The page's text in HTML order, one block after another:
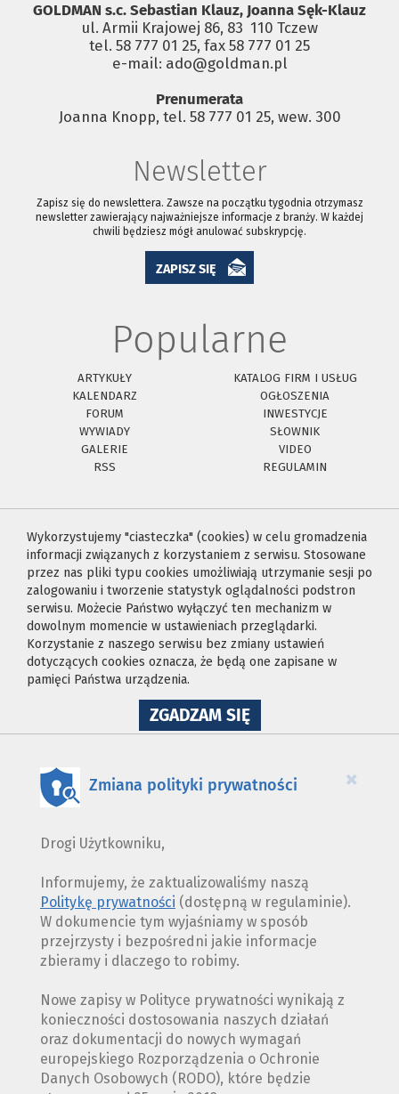
GOLDMAN s.c. Sebastian Klauz, Joanna Sęk-Klauz
ul. Armii Krajowej 86, 83 ­ 110 Tczew
tel. 58 777 01 25, fax 58 777 01 25
e-mail: ado@goldman.pl
Prenumerata
Joanna Knopp, tel. 58 777 01 25, wew. 300
Newsletter
Zapisz się do newslettera. Zawsze na początku tygodnia otrzymasz
newsletter zawierający najważniejsze informacje z branży. W każdej
chwili będziesz mógł anulować subskrypcję.
ZAPISZ SIĘ
Popularne
ARTYKUŁY
KATALOG FIRM I USŁUG
KALENDARZ
OGŁOSZENIA
FORUM
INWESTYCJE
WYWIADY
SŁOWNIK
GALERIE
VIDEO
RSS
REGULAMIN
Wykorzystujemy "ciasteczka" (cookies) w celu gromadzenia
informacji związanych z korzystaniem z serwisu. Stosowane
przez nas pliki typu cookies umożliwiają utrzymanie sesji po
zalogowaniu i tworzenie statystyk oglądalności podstron
serwisu. Możecie Państwo wyłączyć ten mechanizm w
dowolnym momencie w ustawieniach przeglądarki.
Korzystanie z naszego serwisu bez zmiany ustawień
dotyczących cookies oznacza, że będą one zapisane w
pamięci Państwa urządzenia.
ZGADZAM SIĘNA
WYKORZYSTANIE
×
Zmiana polityki prywatności
Drogi Użytkowniku,
Informujemy, że zaktualizowaliśmy naszą
Politykę prywatności (dostępną w regulaminie).
W dokumencie tym wyjaśniamy w sposób
przejrzysty i bezpośredni jakie informacje
zbieramy i dlaczego to robimy.
Nowe zapisy w Polityce prywatności wynikają z
konieczności dostosowania naszych działań
oraz dokumentacji do nowych wymagań
europejskiego Rozporządzenia o Ochronie
Danych Osobowych (RODO), które będzie